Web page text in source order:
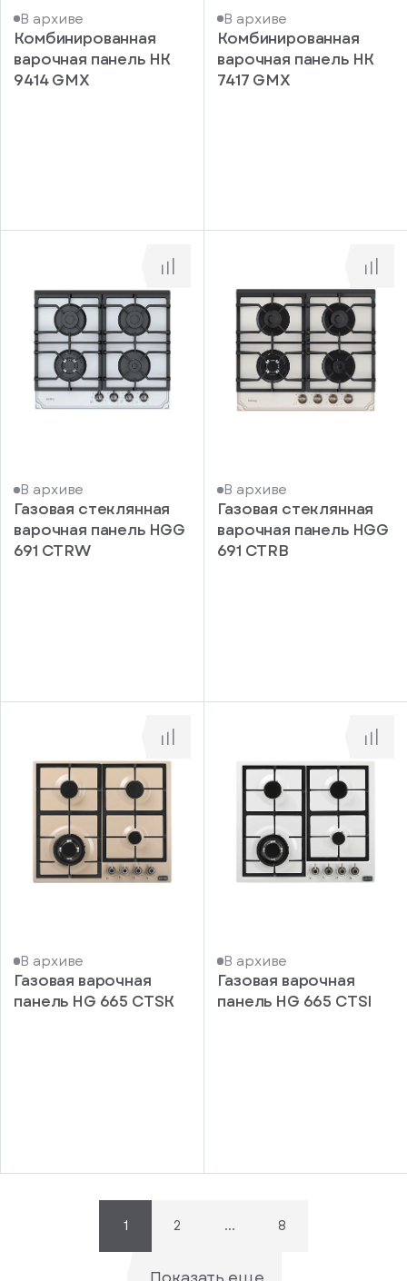
В архиве
Комбинированная
варочная панель HK
9414 GMX
В архиве
Комбинированная
варочная панель HK
7417 GMX
В архиве
Газовая стеклянная
варочная панель HGG
691 CTRW
В архиве
Газовая стеклянная
варочная панель HGG
691 CTRB
В архиве
Газовая варочная
панель HG 665 CTSK
В архиве
Газовая варочная
панель HG 665 CTSI
1 2 ... 8